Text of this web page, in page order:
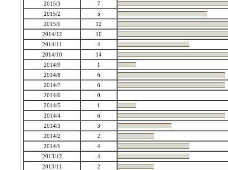
2015/3
7
2015/2
5
2015/1
12
2014/12
10
2014/11
4
2014/10
14
2014/9
1
2014/8
6
2014/7
6
2014/6
0
2014/5
1
2014/4
6
2014/3
3
2014/2
2
2014/1
4
2013/12
4
2013/11
2